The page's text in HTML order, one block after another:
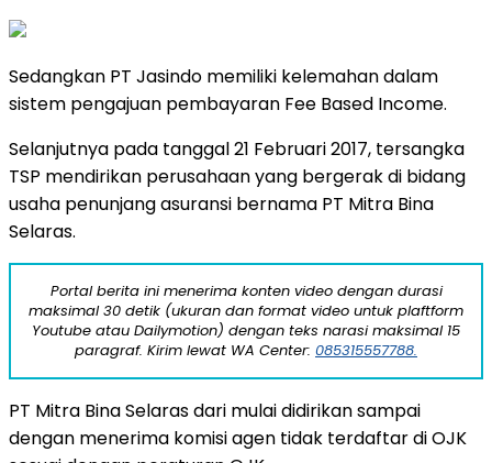
Sedangkan PT Jasindo memiliki kelemahan dalam
sistem pengajuan pembayaran Fee Based Income.
Selanjutnya pada tanggal 21 Februari 2017, tersangka
TSP mendirikan perusahaan yang bergerak di bidang
usaha penunjang asuransi bernama PT Mitra Bina
Selaras.
Portal berita ini menerima konten video dengan durasi
maksimal 30 detik (ukuran dan format video untuk plaftform
Youtube atau Dailymotion) dengan teks narasi maksimal 15
paragraf. Kirim lewat WA Center: 085315557788.
PT Mitra Bina Selaras dari mulai didirikan sampai
dengan menerima komisi agen tidak terdaftar di OJK